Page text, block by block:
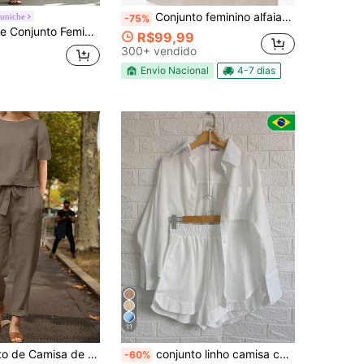
Estilo Boêmio Casual para Férias, Viagem, Trabalho, Campus, Praia, Jardim, Fotografia de Rua, Festival de Música, Festa e Encontros, Roupa de Outono, Top de Outono, Calça Longa de Outono, Conjunto de Outono, Novo Essencial de Moda Versátil
-75% Conjunto feminino alfaiataria com camisa cropped manga longa e calca pantalona cintura alta
R$99,99
300+ vendido
Envio Nacional 4-7 dias
Casual de Verão para Mulheres, Adequado para Férias Casuais e Uso Diário, Material de Linho Marrom Elegante
11
-60% conjunto linho camisa com short
Quase esgotado!
(1000+)